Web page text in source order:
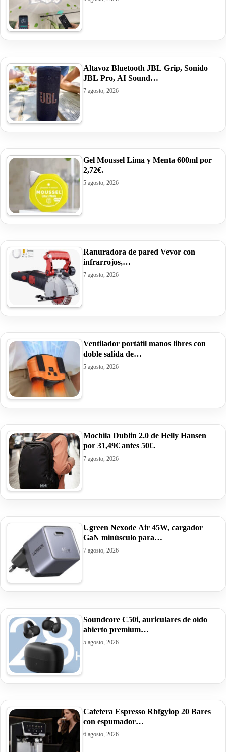
Altavoz Bluetooth JBL Grip, Sonido
JBL Pro, AI Sound…
7 agosto, 2026
Gel Moussel Lima y Menta 600ml por
2,72€.
5 agosto, 2026
Ranuradora de pared Vevor con
infrarrojos,…
7 agosto, 2026
Ventilador portátil manos libres con
doble salida de…
5 agosto, 2026
Mochila Dublin 2.0 de Helly Hansen
por 31,49€ antes 50€.
7 agosto, 2026
Ugreen Nexode Air 45W, cargador
GaN minúsculo para…
7 agosto, 2026
Soundcore C50i, auriculares de oído
abierto premium…
5 agosto, 2026
Cafetera Espresso Rbfgyiop 20 Bares
con espumador…
6 agosto, 2026